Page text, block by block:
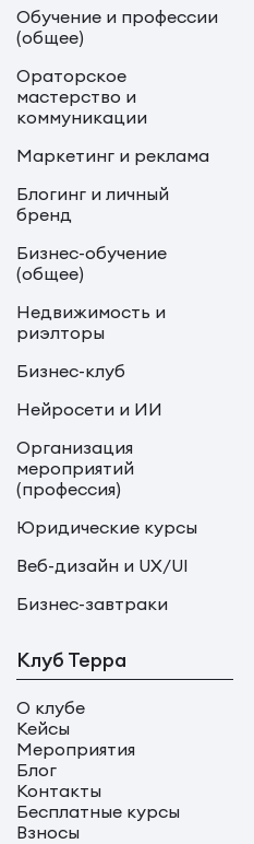
Обучение и профессии
(общее)
Ораторское
мастерство и
коммуникации
Маркетинг и реклама
Блогинг и личный
бренд
Бизнес-обучение
(общее)
Недвижимость и
риэлторы
Бизнес-клуб
Нейросети и ИИ
Организация
мероприятий
(профессия)
Юридические курсы
Веб-дизайн и UX/UI
Бизнес-завтраки
Клуб Терра
О клубе
Кейсы
Мероприятия
Блог
Контакты
Бесплатные курсы
Взносы